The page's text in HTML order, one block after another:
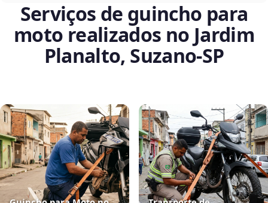
Serviços de guincho para
moto realizados no Jardim
Planalto, Suzano‑SP